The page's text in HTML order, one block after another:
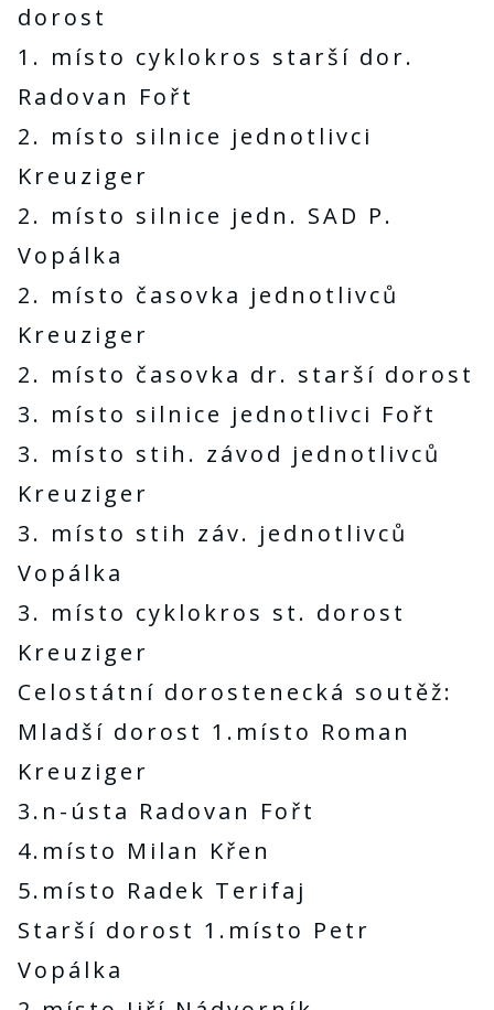
dorost
1. místo cyklokros starší dor.
Radovan Fořt
2. místo silnice jednotlivci
Kreuziger
2. místo silnice jedn. SAD P.
Vopálka
2. místo časovka jednotlivců
Kreuziger
2. místo časovka dr. starší dorost
3. místo silnice jednotlivci Fořt
3. místo stih. závod jednotlivců
Kreuziger
3. místo stih záv. jednotlivců
Vopálka
3. místo cyklokros st. dorost
Kreuziger
Celostátní dorostenecká soutěž:
Mladší dorost 1.místo Roman
Kreuziger
3.n-ústa Radovan Fořt
4.místo Milan Křen
5.místo Radek Terifaj
Starší dorost 1.místo Petr
Vopálka